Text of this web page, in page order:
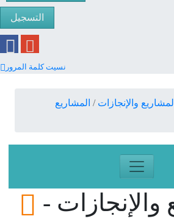
التسجيل
نسيت كلمة المرور
المشاريع والإنجازات
المشاريع